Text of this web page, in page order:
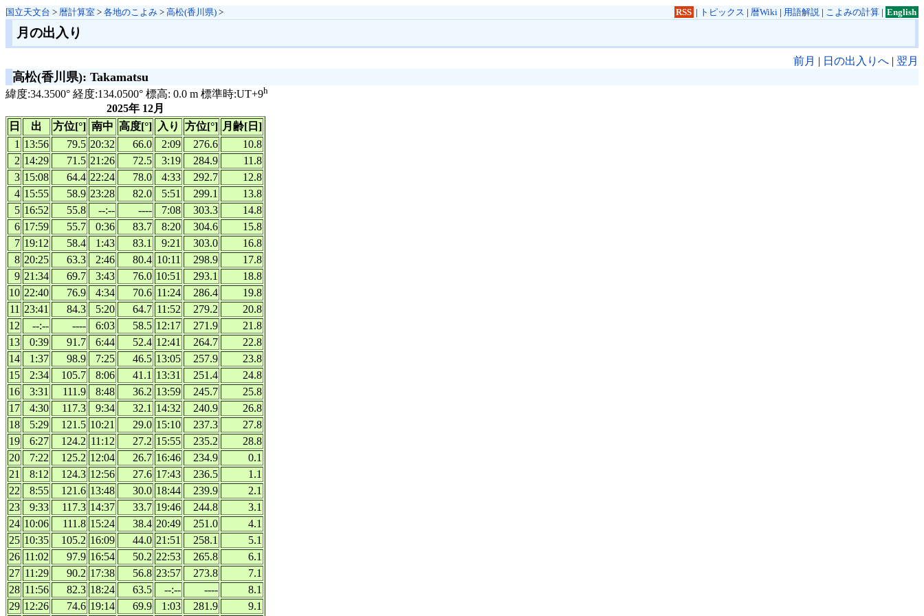
国立天文台 > 暦計算室 > 各地のこよみ > 高松(香川県) > RSS | トピックス | 暦Wiki| 用語解説| こよみの計算| English
月の出入り
前月 | 日の出入りへ | 翌月
高松(香川県): Takamatsu
緯度:34.3500° 経度:134.0500° 標高: 0.0 m 標準時:UT+9h
2025年 12月
日
出 方位[°] 南中 高度[°] 入り 方位[°] 月齢[日]
1 13:56 79.5 20:32 66.0 2:09 276.6
10.8
2 14:29 71.5 21:26 72.5 3:19 284.9
11.8
3 15:08 64.4 22:24 78.0 4:33 292.7
12.8
4 15:55 58.9 23:28 82.0 5:51 299.1
13.8
5 16:52 55.8 --:-- ---- 7:08 303.3
14.8
6 17:59 55.7 0:36 83.7 8:20 304.6
15.8
7 19:12 58.4 1:43 83.1 9:21 303.0
16.8
8 20:25 63.3 2:46 80.4 10:11 298.9
17.8
9 21:34 69.7 3:43 76.0 10:51 293.1
18.8
10 22:40 76.9 4:34 70.6 11:24 286.4
19.8
11 23:41 84.3 5:20 64.7 11:52 279.2
20.8
12
--:-- ---- 6:03 58.5 12:17 271.9
21.8
13
0:39 91.7 6:44 52.4 12:41 264.7
22.8
14
1:37 98.9 7:25 46.5 13:05 257.9
23.8
15
2:34 105.7 8:06 41.1 13:31 251.4
24.8
16
3:31 111.9 8:48 36.2 13:59 245.7
25.8
17
4:30 117.3 9:34 32.1 14:32 240.9
26.8
18
5:29 121.5 10:21 29.0 15:10 237.3
27.8
19
6:27 124.2 11:12 27.2 15:55 235.2
28.8
20
7:22 125.2 12:04 26.7 16:46 234.9
0.1
21
8:12 124.3 12:56 27.6 17:43 236.5
1.1
22
8:55 121.6 13:48 30.0 18:44 239.9
2.1
23
9:33 117.3 14:37 33.7 19:46 244.8
3.1
24 10:06 111.8 15:24 38.4 20:49 251.0
4.1
25 10:35 105.2 16:09 44.0 21:51 258.1
5.1
26 11:02 97.9 16:54 50.2 22:53 265.8
6.1
27 11:29 90.2 17:38 56.8 23:57 273.8
7.1
28 11:56 82.3 18:24 63.5 --:-- ----
8.1
29 12:26 74.6 19:14 69.9 1:03 281.9 9.1